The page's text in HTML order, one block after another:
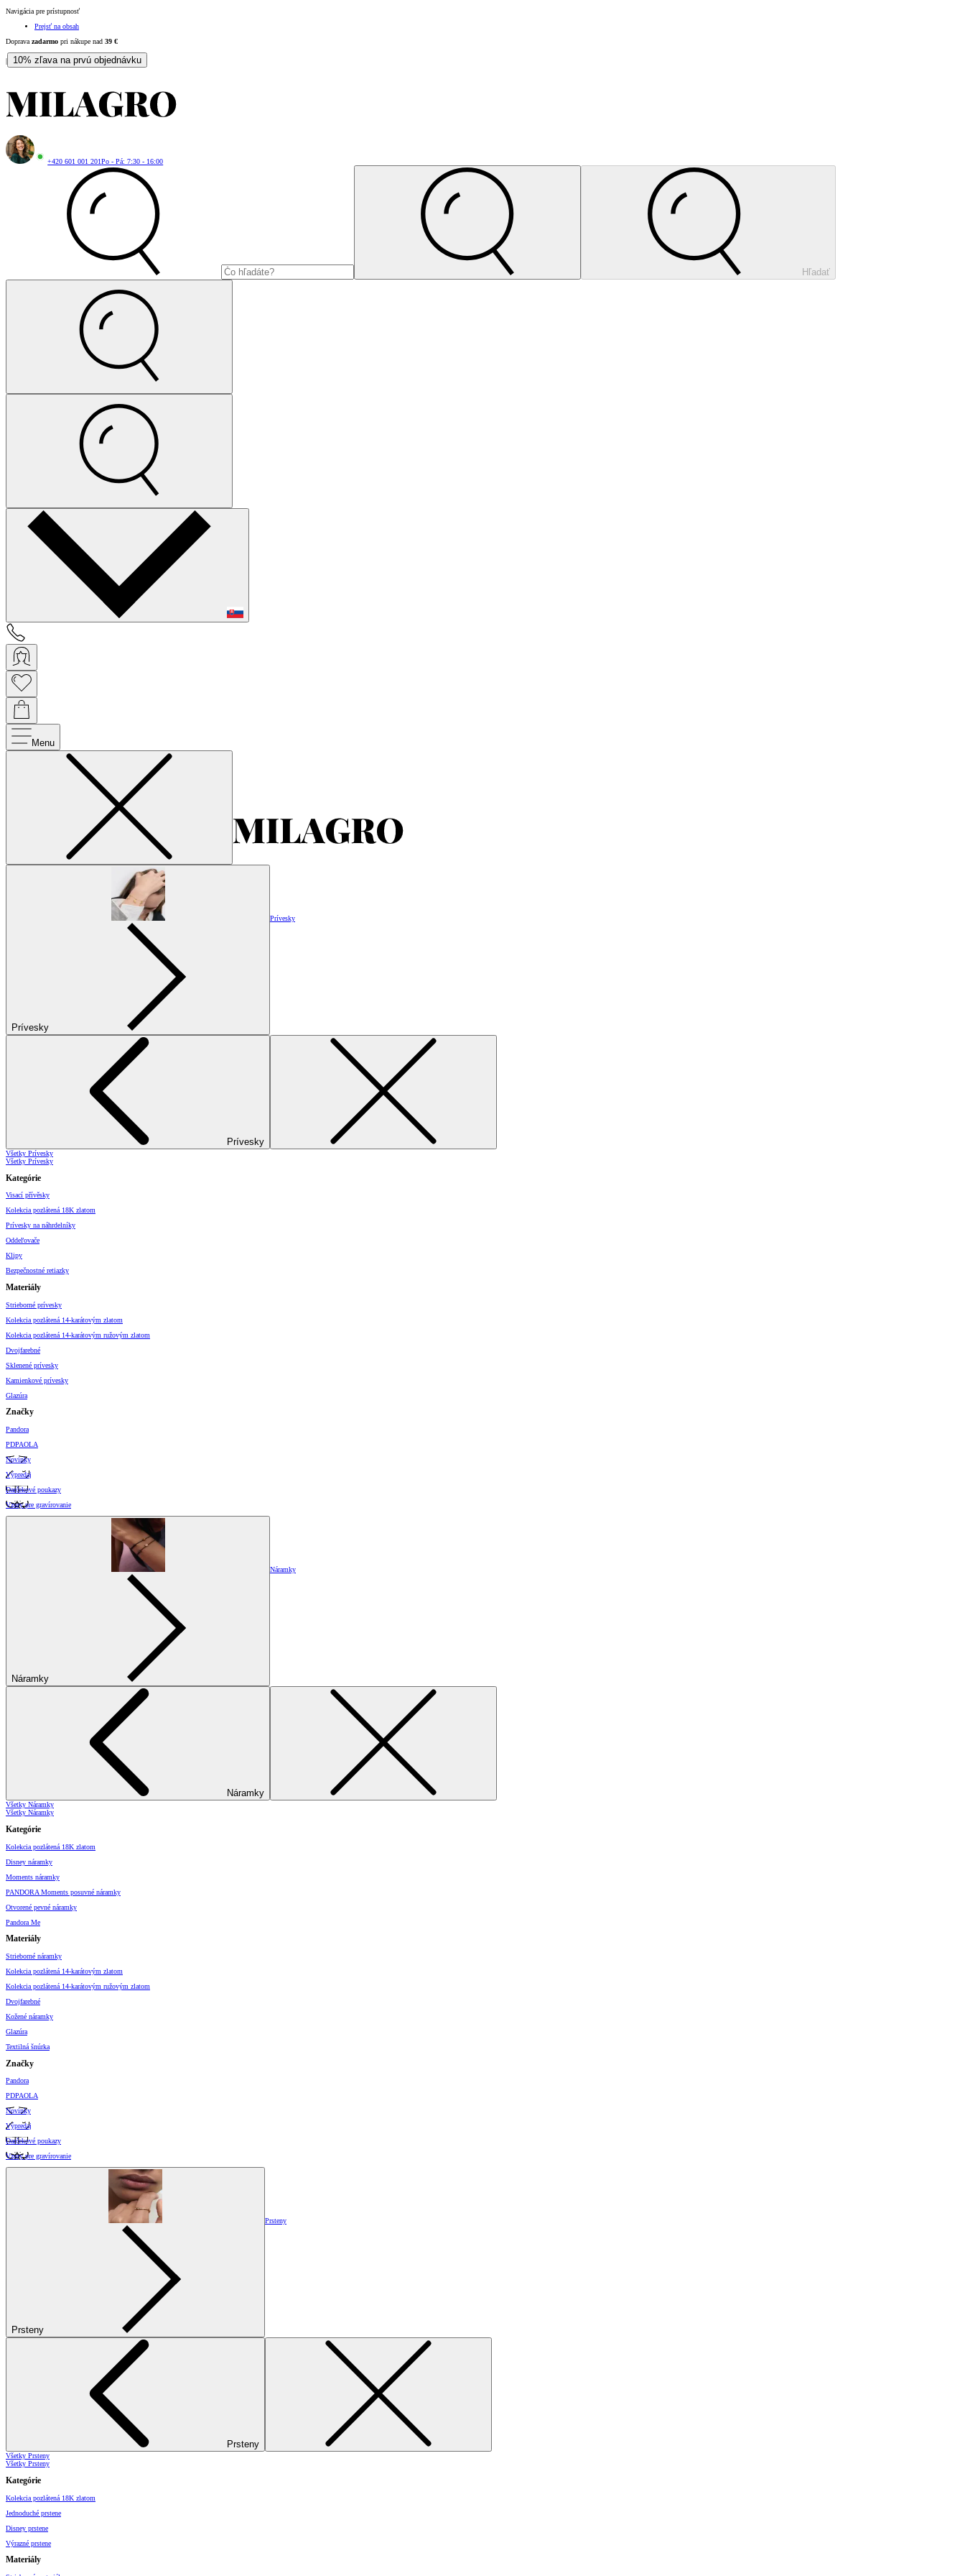
Navigácia pre prístupnosť
Prejsť na obsah
Doprava zadarmo pri nákupe nad 39 €
| 10% zľava na prvú objednávku
+420 601 001 201Po - Pá: 7:30 - 16:00
Hľadať
Menu
Prívesky
Prívesky
Prívesky
Všetky Prívesky
Všetky Prívesky
Kategórie
Visací přívěsky
Kolekcia pozlátená 18K zlatom
Prívesky na náhrdelníky
Oddeľovače
Klipy
Bezpečnostné retiazky
Materiály
Strieborné prívesky
Kolekcia pozlátená 14-karátovým zlatom
Kolekcia pozlátená 14-karátovým ružovým zlatom
Dvojfarebné
Sklenené prívesky
Kamienkové prívesky
Glazúra
Značky
Pandora
PDPAOLA
Novinky
Výpredaj
Darčekové poukazy
Vzory pre gravírovanie
Náramky
Náramky
Náramky
Všetky Náramky
Všetky Náramky
Kategórie
Kolekcia pozlátená 18K zlatom
Disney náramky
Moments náramky
PANDORA Moments posuvné náramky
Otvorené pevné náramky
Pandora Me
Materiály
Strieborné náramky
Kolekcia pozlátená 14-karátovým zlatom
Kolekcia pozlátená 14-karátovým ružovým zlatom
Dvojfarebné
Kožené náramky
Glazúra
Textilná šnúrka
Značky
Pandora
PDPAOLA
Novinky
Výpredaj
Darčekové poukazy
Vzory pre gravírovanie
Prsteny
Prsteny
Prsteny
Všetky Prsteny
Všetky Prsteny
Kategórie
Kolekcia pozlátená 18K zlatom
Jednoduché prstene
Disney prstene
Výrazné prstene
Materiály